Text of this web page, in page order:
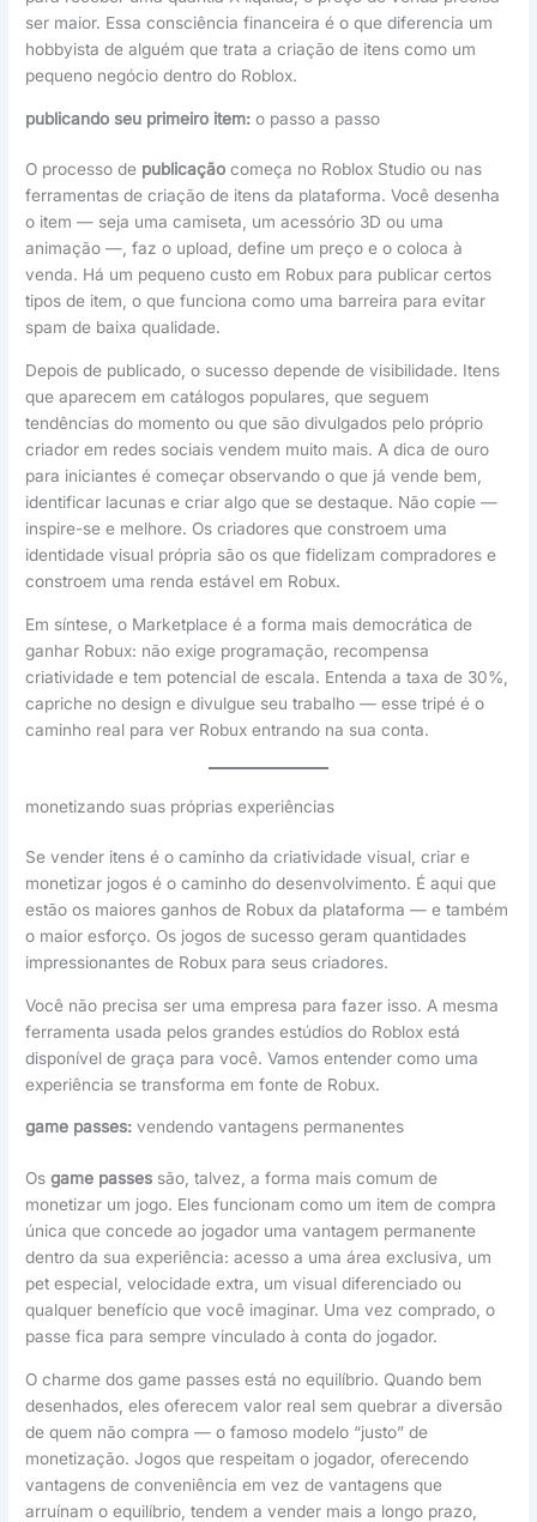
ser maior. Essa consciência financeira é o que diferencia um
hobbyista de alguém que trata a criação de itens como um
pequeno negócio dentro do Roblox.
publicando seu primeiro item: o passo a passo
O processo de publicação começa no Roblox Studio ou nas
ferramentas de criação de itens da plataforma. Você desenha
o item — seja uma camiseta, um acessório 3D ou uma
animação —, faz o upload, define um preço e o coloca à
venda. Há um pequeno custo em Robux para publicar certos
tipos de item, o que funciona como uma barreira para evitar
spam de baixa qualidade.
Depois de publicado, o sucesso depende de visibilidade. Itens
que aparecem em catálogos populares, que seguem
tendências do momento ou que são divulgados pelo próprio
criador em redes sociais vendem muito mais. A dica de ouro
para iniciantes é começar observando o que já vende bem,
identificar lacunas e criar algo que se destaque. Não copie —
inspire-se e melhore. Os criadores que constroem uma
identidade visual própria são os que fidelizam compradores e
constroem uma renda estável em Robux.
Em síntese, o Marketplace é a forma mais democrática de
ganhar Robux: não exige programação, recompensa
criatividade e tem potencial de escala. Entenda a taxa de 30%,
capriche no design e divulgue seu trabalho — esse tripé é o
caminho real para ver Robux entrando na sua conta.
monetizando suas próprias experiências
Se vender itens é o caminho da criatividade visual, criar e
monetizar jogos é o caminho do desenvolvimento. É aqui que
estão os maiores ganhos de Robux da plataforma — e também
o maior esforço. Os jogos de sucesso geram quantidades
impressionantes de Robux para seus criadores.
Você não precisa ser uma empresa para fazer isso. A mesma
ferramenta usada pelos grandes estúdios do Roblox está
disponível de graça para você. Vamos entender como uma
experiência se transforma em fonte de Robux.
game passes: vendendo vantagens permanentes
Osgame passes são, talvez, a forma mais comum de
monetizar um jogo. Eles funcionam como um item de compra
única que concede ao jogador uma vantagem permanente
dentro da sua experiência: acesso a uma área exclusiva, um
pet especial, velocidade extra, um visual diferenciado ou
qualquer benefício que você imaginar. Uma vez comprado, o
passe fica para sempre vinculado à conta do jogador.
O charme dos game passes está no equilíbrio. Quando bem
desenhados, eles oferecem valor real sem quebrar a diversão
de quem não compra — o famoso modelo “justo” de
monetização. Jogos que respeitam o jogador, oferecendo
vantagens de conveniência em vez de vantagens que
arruínam o equilíbrio, tendem a vender mais a longo prazo,